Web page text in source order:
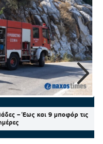
– Έως και 9 μποφόρ τις